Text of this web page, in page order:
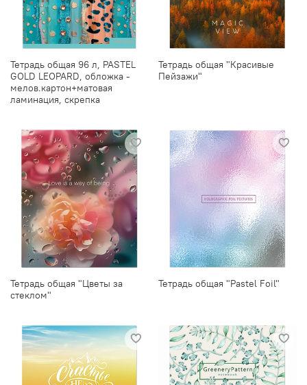
Тетрадь общая 96 л, PASTEL
GOLD LEOPARD, обложка -
мелов.картон+матовая
ламинация, скрепка
Тетрадь общая "Красивые
Пейзажи"
Тетрадь общая "Цветы за
стеклом"
Тетрадь общая "Pastel Foil"